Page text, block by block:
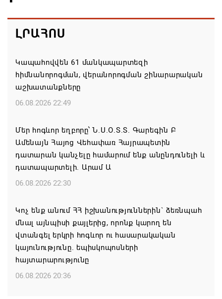
ԼՐԱՀՈՍ
Կապահովվեն 61 մանկապարտեզի
հիմնանորոգման, վերանորոգման շինարարական
աշխատանքները
06.08.2026 22:49
Մեր հոգևոր եղբորը՝ Ն.Ս.Օ.Տ.Տ. Գարեգին Բ
Ամենայն Հայոց Վեհափառ Հայրապետին
դատարան կանչելը համարում ենք անընդունելի և
դատապարտելի. Արամ Ա
06.08.2026 22:30
Կոչ ենք անում ՀՀ իշխանություններին` ձեռնպահ
մնալ այնպիսի քայլերից, որոնք կարող են
վտանգել երկրի հոգևոր ու հասարակական
կայունությունը. եպիսկոպոսների
հայտարարությունը
06.08.2026 20:36